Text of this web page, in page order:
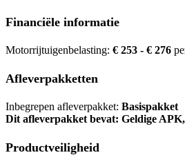
Financiële informatie
Motorrijtuigenbelasting: € 253 - € 276
Afleverpakketten
Inbegrepen afleverpakket: Basispakket
Dit afleverpakket bevat: Geldige
Productveiligheid